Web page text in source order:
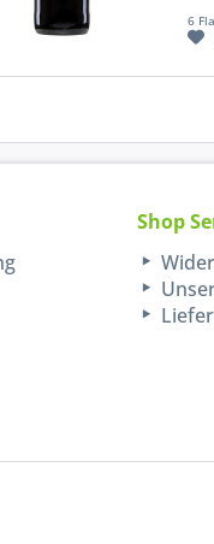
6
Shop